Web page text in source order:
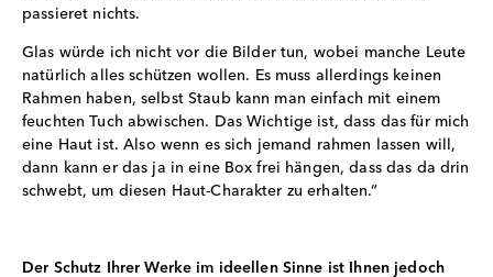
passieret nichts.
Glas würde ich nicht vor die Bilder tun, wobei manche Leute
natürlich alles schützen wollen. Es muss allerdings keinen
Rahmen haben, selbst Staub kann man einfach mit einem
feuchten Tuch abwischen. Das Wichtige ist, dass das für mich
eine Haut ist. Also wenn es sich jemand rahmen lassen will,
dann kann er das ja in eine Box frei hängen, dass das da drin
schwebt, um diesen Haut-Charakter zu erhalten.“
Der Schutz Ihrer Werke im ideellen Sinne ist Ihnen jedoch